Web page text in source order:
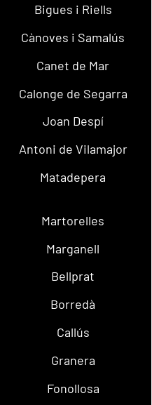
Bigues i Riells
Cànoves i Samalús
Canet de Mar
Calonge de Segarra
Joan Despí
Antoni de Vilamajor
Matadepera
Martorelles
Marganell
Bellprat
Borredà
Callús
Granera
Fonollosa